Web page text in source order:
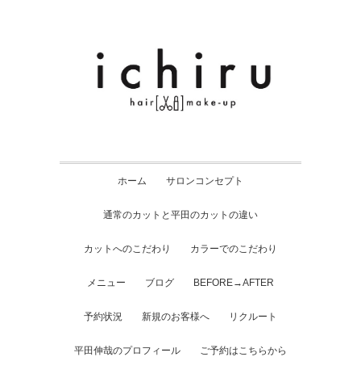
ホーム サロンコンセプト
通常のカットと平田のカットの違い
カットへのこだわり カラーでのこだわり
メニュー ブログ BEFORE→AFTER
予約状況 新規のお客様へ リクルート
平田伸哉のプロフィール ご予約はこちらから